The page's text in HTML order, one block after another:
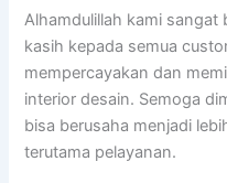
Alhamdulillah kami sangat
kasih kepada semua
mempercayakan dan
interior desain. Semoga
bisa berusaha menjadi
terutama pelayanan.